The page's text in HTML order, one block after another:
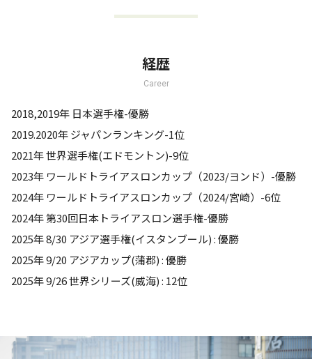
経歴
Career
2018,2019年 日本選手権-優勝
2019.2020年 ジャパンランキング-1位
2021年 世界選手権(エドモントン)-9位
2023年 ワールドトライアスロンカップ（2023/ヨンド）-優勝
2024年 ワールドトライアスロンカップ（2024/宮崎）-6位
2024年 第30回日本トライアスロン選手権-優勝
2025年 8/30 アジア選手権(イスタンブール) : 優勝
2025年 9/20 アジアカップ(蒲郡) : 優勝
2025年 9/26 世界シリーズ(威海) : 12位